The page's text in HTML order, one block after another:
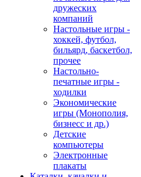
дружеских
компаний
Настольные игры -
хоккей, футбол,
бильярд, баскетбол,
прочее
Настольно-
печатные игры -
ходилки
Экономические
игры (Монополия,
бизнесс и др.)
Детские
компьютеры
Электронные
плакаты